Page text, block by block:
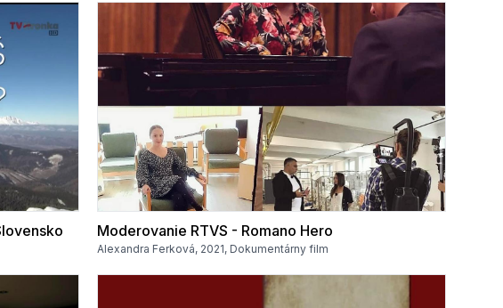
Moderovanie RTVS - Romano Hero
Alexandra Ferková, 2021, Dokumentárny film